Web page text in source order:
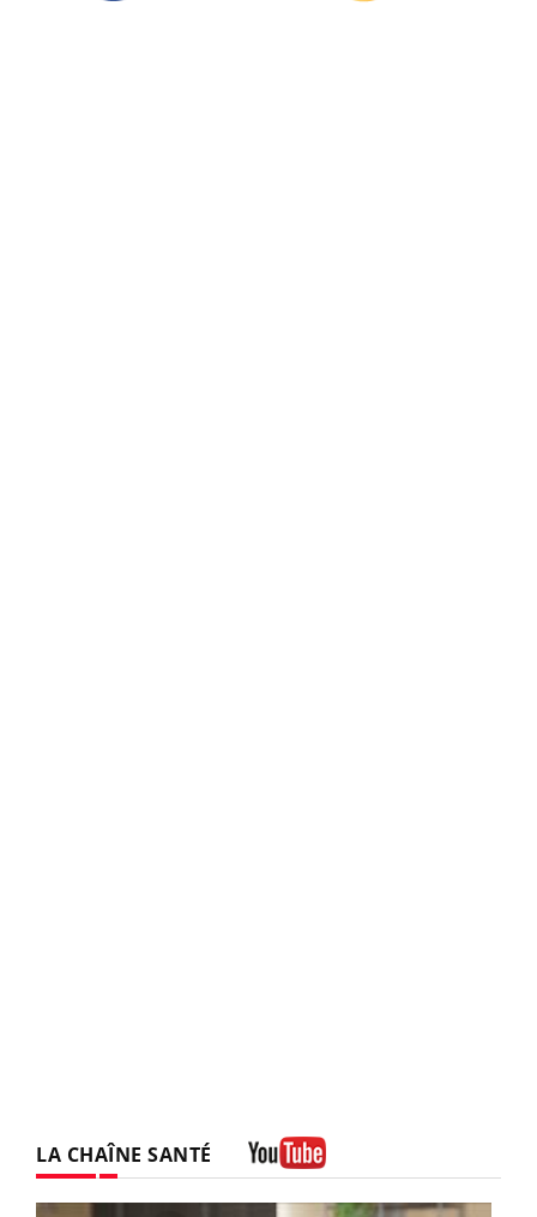
LA CHAÎNE SANTÉ